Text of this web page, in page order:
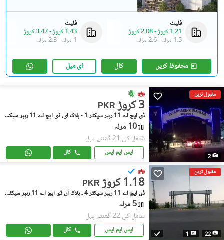
فلیٹ
1.21 کروڑ
-2.08 کروڑ
1.5 مرلہ
-2.6 مرلہ
فلیٹ
1.43 کروڑ
-3.47 کروڑ
1 مرلہ
-2.3 مرلہ
محفوظ کریں کال ای میل
مقبول ترین
2
PKR 3 کروڑ
ڈی ایچ اے 11 رہبر سیکٹر 1 - بلاک ای, ڈی ایچ اے 11 رہبر سیکٹر 1
10 مرلہ
شامل کی:21 گھنٹے پہل
ایس ایم ایس کال
مقبول ترین
22
1
PKR 1.18 کروڑ
ڈی ایچ اے 11 رہبر سیکٹر 4 ۔ بلاک آر, ڈی ایچ اے 11 رہبر سیکٹر 4
5 مرلہ
شامل کی:22 گھنٹے پہل
ایس ایم ایس کال